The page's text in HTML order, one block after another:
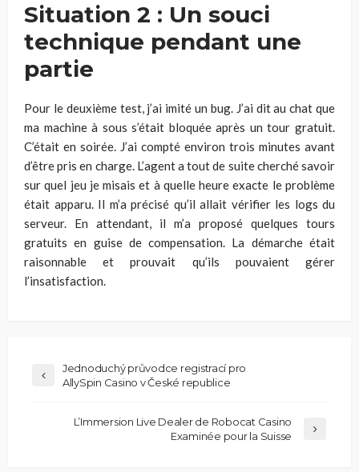
Situation 2 : Un souci
technique pendant une
partie
Pour le deuxième test, j’ai imité un bug. J’ai dit au chat que
ma machine à sous s’était bloquée après un tour gratuit.
C’était en soirée. J’ai compté environ trois minutes avant
d’être pris en charge. L’agent a tout de suite cherché savoir
sur quel jeu je misais et à quelle heure exacte le problème
était apparu. Il m’a précisé qu’il allait vérifier les logs du
serveur. En attendant, il m’a proposé quelques tours
gratuits en guise de compensation. La démarche était
raisonnable et prouvait qu’ils pouvaient gérer
l’insatisfaction.
Jednoduchý průvodce registrací pro
AllySpin Casino v České republice
L’Immersion Live Dealer de Robocat Casino
Examinée pour la Suisse